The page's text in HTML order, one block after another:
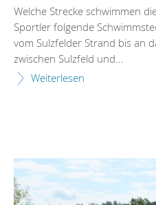
Welche Strecke schwimmen
Sportler folgende
vom Sulzfelder Strand bis an
zwischen Sulzfeld und...
Weiterlesen